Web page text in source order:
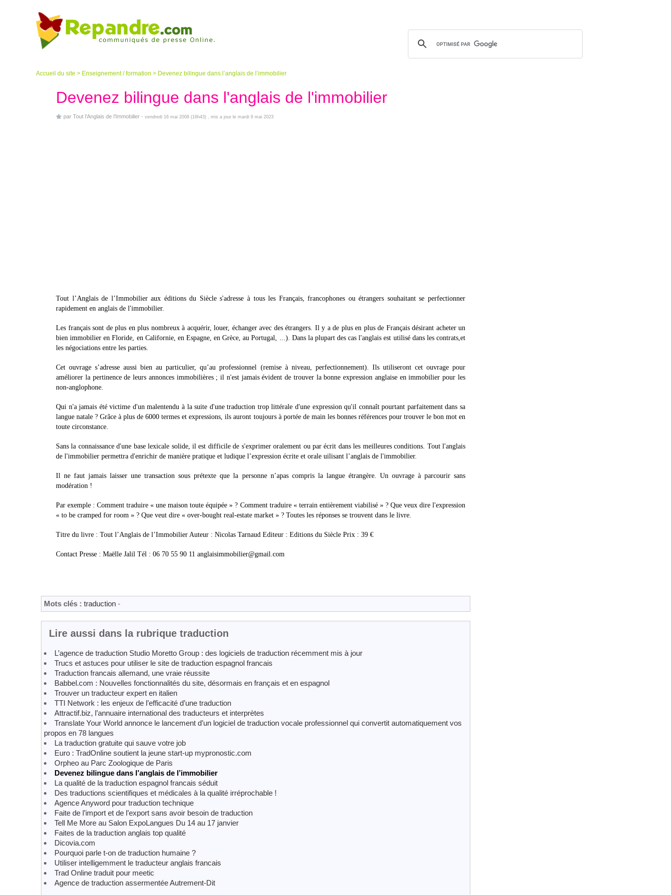
Accueil du site > Enseignement / formation > Devenez bilingue dans l’anglais de l’immobilier
Devenez bilingue dans l'anglais de l'immobilier
par Tout l’Anglais de l’Immobilier - vendredi 16 mai 2008 (16h43) , mis a jour le mardi 9 mai 2023
Tout l’Anglais de l’Immobilier aux éditions du Siècle s'adresse à tous les Français, francophones ou étrangers souhaitant se perfectionner
rapidement en anglais de l'immobilier.
Les français sont de plus en plus nombreux à acquérir, louer, échanger avec des étrangers. Il y a de plus en plus de Français désirant acheter un
bien immobilier en Floride, en Californie, en Espagne, en Grèce, au Portugal, ...). Dans la plupart des cas l'anglais est utilisé dans les contrats,et
les négociations entre les parties.
Cet ouvrage s’adresse aussi bien au particulier, qu’au professionnel (remise à niveau, perfectionnement). Ils utiliseront cet ouvrage pour
améliorer la pertinence de leurs annonces immobilières ; il n'est jamais évident de trouver la bonne expression anglaise en immobilier pour les
non-anglophone.
Qui n'a jamais été victime d'un malentendu à la suite d'une traduction trop littérale d'une expression qu'il connaît pourtant parfaitement dans sa
langue natale ? Grâce à plus de 6000 termes et expressions, ils auront toujours à portée de main les bonnes références pour trouver le bon mot en
toute circonstance.
Sans la connaissance d'une base lexicale solide, il est difficile de s'exprimer oralement ou par écrit dans les meilleures conditions. Tout l'anglais
de l'immobilier permettra d'enrichir de manière pratique et ludique l’expression écrite et orale uilisant l’anglais de l'immobilier.
Il ne faut jamais laisser une transaction sous prétexte que la personne n’apas compris la langue étrangère. Un ouvrage à parcourir sans
modération !
Par exemple : Comment traduire « une maison toute équipée » ? Comment traduire « terrain entièrement viabilisé » ? Que veux dire l'expression
« to be cramped for room » ? Que veut dire « over-bought real-estate market » ? Toutes les réponses se trouvent dans le livre.
Titre du livre : Tout l’Anglais de l’Immobilier Auteur : Nicolas Tarnaud Editeur : Editions du Siècle Prix : 39 €
Contact Presse : Maëlle Jalil Tél : 06 70 55 90 11 anglaisimmobilier@gmail.com
Mots clés : traduction -
Lire aussi dans la rubrique traduction
L’agence de traduction Studio Moretto Group : des logiciels de traduction récemment mis à jour
Trucs et astuces pour utiliser le site de traduction espagnol francais
Traduction francais allemand, une vraie réussite
Babbel.com : Nouvelles fonctionnalités du site, désormais en français et en espagnol
Trouver un traducteur expert en italien
TTI Network : les enjeux de l’efficacité d’une traduction
Attractif.biz, l’annuaire international des traducteurs et interprètes
Translate Your World annonce le lancement d’un logiciel de traduction vocale professionnel qui convertit automatiquement vos
propos en 78 langues
La traduction gratuite qui sauve votre job
Euro : TradOnline soutient la jeune start-up mypronostic.com
Orpheo au Parc Zoologique de Paris
Devenez bilingue dans l’anglais de l’immobilier
La qualité de la traduction espagnol francais séduit
Des traductions scientifiques et médicales à la qualité irréprochable !
Agence Anyword pour traduction technique
Faite de l’import et de l’export sans avoir besoin de traduction
Tell Me More au Salon ExpoLangues Du 14 au 17 janvier
Faites de la traduction anglais top qualité
Dicovia.com
Pourquoi parle t-on de traduction humaine ?
Utiliser intelligemment le traducteur anglais francais
Trad Online traduit pour meetic
Agence de traduction assermentée Autrement-Dit